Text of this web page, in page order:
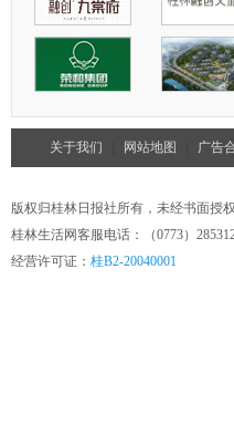
关于我们 网站地图 广告
版权归桂林日报社所有，未经书面授
桂林生活网客服电话：（0773）
经营许可证： 桂B2-20040001